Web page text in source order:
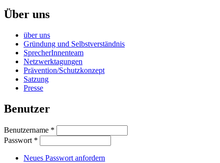
Über uns
über uns
Gründung und Selbstverständnis
SprecherInnenteam
Netzwerktagungen
Prävention/Schutzkonzept
Satzung
Presse
Benutzer
Benutzername *
Passwort *
Neues Passwort anfordern